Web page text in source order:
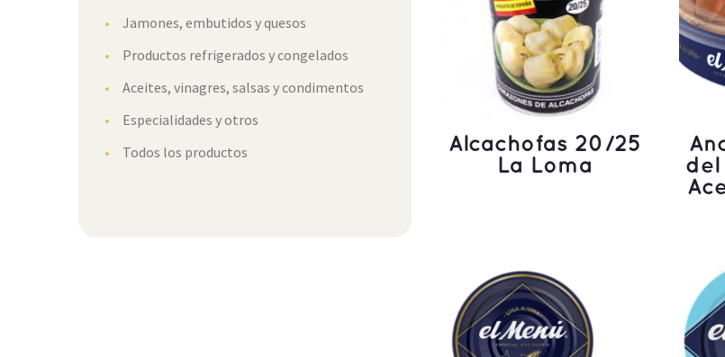
Alcachofas 20/25
La Loma
del
Jamones, embutidos y quesos
Productos refrigerados y congelados
Aceites, vinagres, salsas y condimentos
Especialidades y otros
Todos los productos